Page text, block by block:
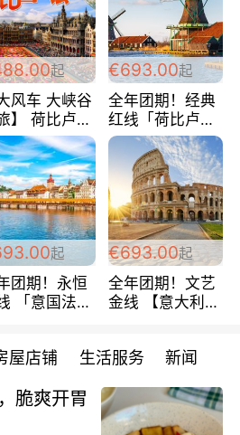
起
大风车 大峡谷
】 荷比卢德
黎上下 经
国四日游
欧/人
€693.00起
全年团期！经典
红线「荷比卢德
法」七天循环 五
国 仅售99欧/人/
天！巴黎上下！
包拼房~
起
团期！永恒
「意国法
/天起 ~包拼房
€693.00起
全年团期！文艺
金线 【意大利一
每周铁发！
屋店铺 生活服务 新闻
脆爽开胃